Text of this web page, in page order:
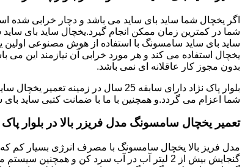
ساید بای ساید سامسونگ با استفاده از هوش مصنوعی اولین
یخچال استفاده می کند و هر مورد خرابی آن نیازمند این می
بدون مجوز کار عاقلانه ای نمی باشد.
شما اعزام می گردد.و همچنین با ما با ضمانت کتبی ساید
تعمیر یخچال سامسونگ مدل فریزر بالا در بلوار پاک
گنجایش بیش از 2 لیتر آب در آب سرد کن و